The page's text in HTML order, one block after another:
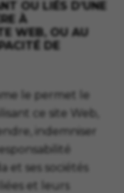
OU LIÉS D’UNE
À
WEB, OU AU
DE
le permet le
ce site Web,
indemniser
et ses sociétés
et leurs